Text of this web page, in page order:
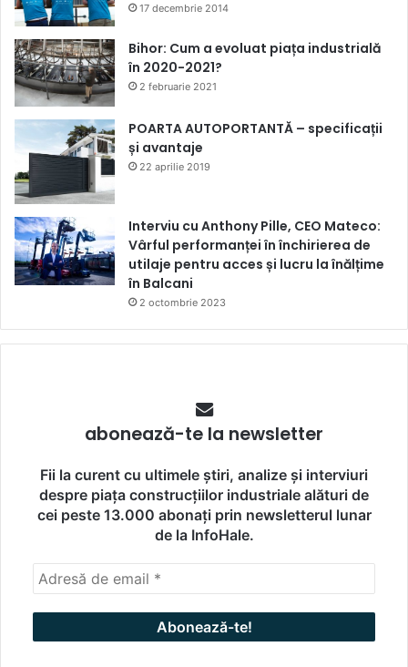
17 decembrie 2014
Bihor: Cum a evoluat piața industrială
în 2020-2021?
2 februarie 2021
POARTA AUTOPORTANTĂ – specificații
și avantaje
22 aprilie 2019
Interviu cu Anthony Pille, CEO Mateco:
Vârful performanței în închirierea de
utilaje pentru acces și lucru la înălțime
în Balcani
2 octombrie 2023
abonează-te la newsletter
Fii la curent cu ultimele știri, analize și interviuri
despre piața construcțiilor industriale alături de
cei peste 13.000 abonați prin newsletterul lunar
de la InfoHale.